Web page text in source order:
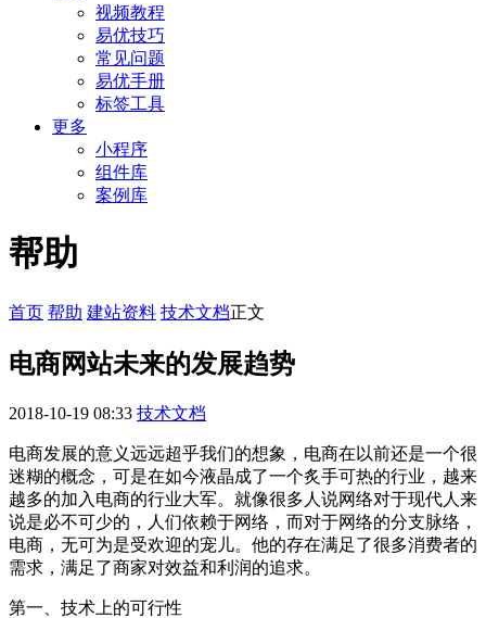
视频教程
易优技巧
常见问题
易优手册
标签工具
更多
小程序
组件库
案例库
帮助
首页 帮助 建站资料 技术文档正文
电商网站未来的发展趋势
2018-10-19 08:33 技术文档
电商发展的意义远远超乎我们的想象，电商在以前还是一个很
迷糊的概念，可是在如今液晶成了一个炙手可热的行业，越来
越多的加入电商的行业大军。就像很多人说网络对于现代人来
说是必不可少的，人们依赖于网络，而对于网络的分支脉络，
电商，无可为是受欢迎的宠儿。他的存在满足了很多消费者的
需求，满足了商家对效益和利润的追求。
第一、技术上的可行性